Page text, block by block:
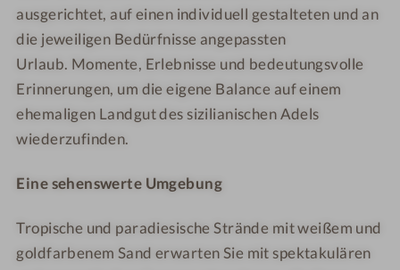
ausgerichtet, auf einen individuell gestalteten und an
die jeweiligen Bedürfnisse angepassten
Urlaub. Momente, Erlebnisse und bedeutungsvolle
Erinnerungen, um die eigene Balance auf einem
ehemaligen Landgut des sizilianischen Adels
wiederzufinden.
Eine sehenswerte Umgebung
Tropische und paradiesische Strände mit weißem und
goldfarbenem Sand erwarten Sie mit spektakulären